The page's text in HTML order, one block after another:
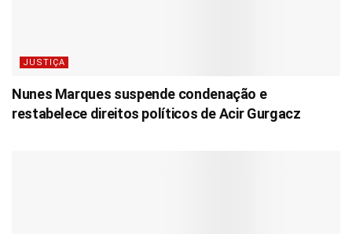
JUSTIÇA
Nunes Marques suspende condenação e
restabelece direitos políticos de Acir Gurgacz